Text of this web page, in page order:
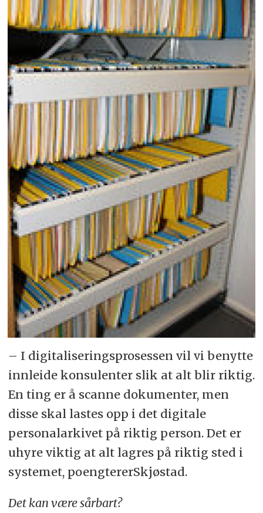
– I digitaliseringsprosessen vil vi benytte
innleide konsulenter slik at alt blir riktig.
En ting er å scanne dokumenter, men
disse skal lastes opp i det digitale
personalarkivet på riktig person. Det er
uhyre viktig at alt lagres på riktig sted i
systemet, poengtererSkjøstad.
Det kan være sårbart?